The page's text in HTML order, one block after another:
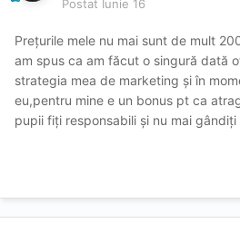
Postat Iunie 16
Prețurile mele nu mai sunt de mult
am spus ca am făcut o singură dată
strategia mea de marketing și în
eu,pentru mine e un bonus pt ca
pupii fiți responsabili și nu mai